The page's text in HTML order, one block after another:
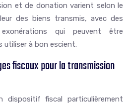
et de donation varient selon le
des biens transmis, avec des
qui peuvent être
utiliser à bon escient.
fiscaux pour la transmission
fiscal particulièrement